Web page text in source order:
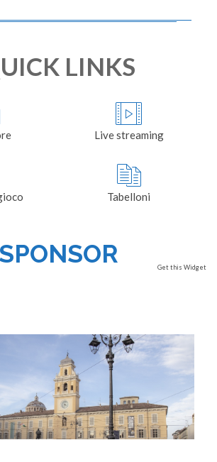
LINKS
Live streaming
Tabelloni
Get this Widget
SPONSOR